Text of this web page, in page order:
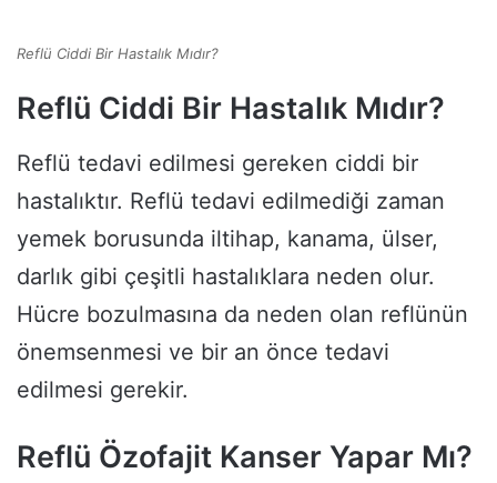
Reflü Ciddi Bir Hastalık Mıdır?
Reflü Ciddi Bir Hastalık Mıdır?
Reflü tedavi edilmesi gereken ciddi bir
hastalıktır. Reflü tedavi edilmediği zaman
yemek borusunda iltihap, kanama, ülser,
darlık gibi çeşitli hastalıklara neden olur.
Hücre bozulmasına da neden olan reflünün
önemsenmesi ve bir an önce tedavi
edilmesi gerekir.
Reflü Özofajit Kanser Yapar Mı?